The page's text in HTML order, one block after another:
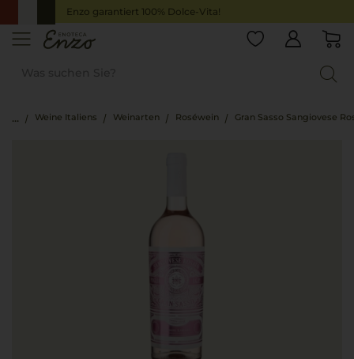
Enzo garantiert 100% Dolce-Vita!
Weine Italiens Weinarten Roséwein Gran Sasso Sangiovese